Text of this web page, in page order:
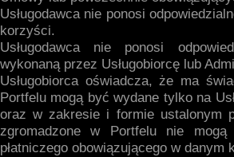
Usługodawca nie ponosi
korzyści.
Usługodawca nie ponosi
wykonaną przez Usługobiorcę lub
Usługobiorca oświadcza, że ma
Portfelu mogą być wydane tylko na
oraz w zakresie i formie ustalonym
zgromadzone w Portfelu nie
płatniczego obowiązującego w danym